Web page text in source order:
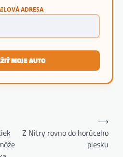
ADRESA
MOJE AUTO
Z Nitry rovno do horúceho
piesku
⟶